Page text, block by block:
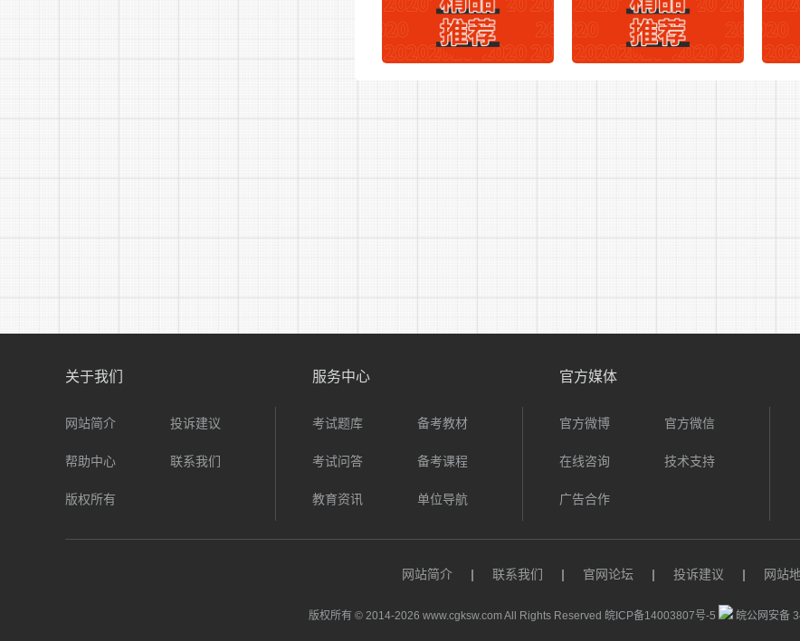
3、退役士官士兵;
本次招聘在西安市鄠邑区人民政府网及西安市鄠邑区智
布。
(二)报名及资格审查
1、报名方式：现场报名
所需资料：
①本人身份证、户口本(首页、本人页)原件及复印件1份;
②毕业证、《教育部学历证书电子注册备案表》(学信网
关于我们
网站简介 投诉建议
帮助中心 联系我们
版权所有
服务中心
考试题库 备考教材
考试问答 备考课程
教育资讯 单位导航
官方媒体
官方微博 官方微信
在线咨询 技术支持
广告合作
网站简介 | 联系我们 | 官网论坛 | 投诉建议 | 网站
版权所有 © 2014-2026 www.cgksw.com All Rights Reserved 皖ICP备14003807号-5 皖公网安备